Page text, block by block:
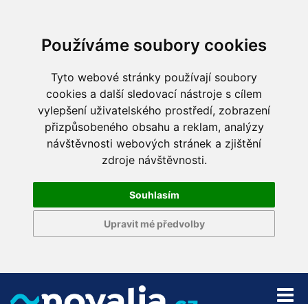
Používáme soubory cookies
Tyto webové stránky používají soubory
cookies a další sledovací nástroje s cílem
vylepšení uživatelského prostředí, zobrazení
přizpůsobeného obsahu a reklam, analýzy
návštěvnosti webových stránek a zjištění
zdroje návštěvnosti.
Souhlasím
Upravit mé předvolby